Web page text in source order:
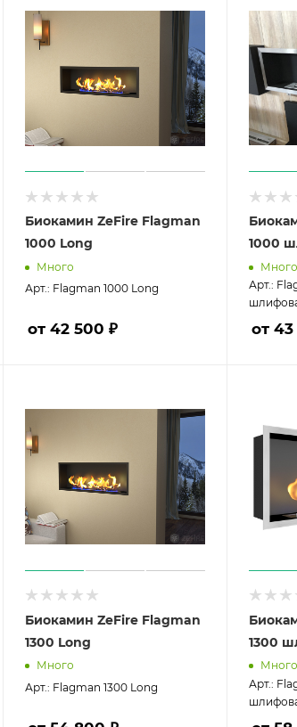
Биокамин ZeFire Flagman
1000 Long
Много
Арт.: Flagman 1000 Long
от 42 500 ₽
1000
Много
Арт.:
от
Биокамин ZeFire Flagman
1300 Long
Много
Арт.: Flagman 1300 Long
1300
Много
Арт.: